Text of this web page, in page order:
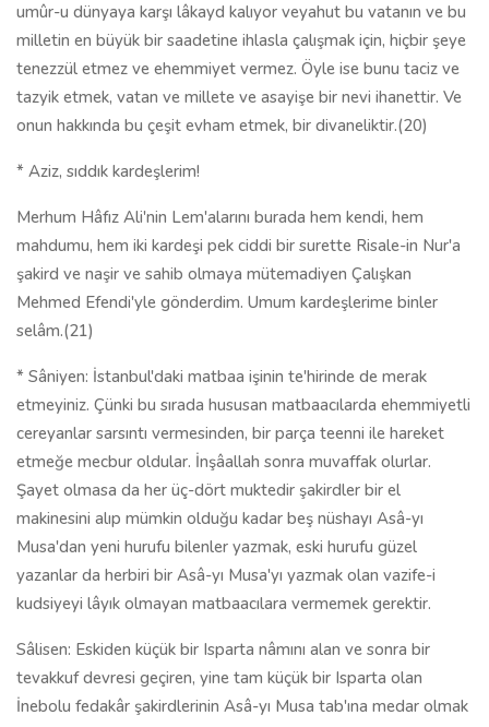
umûr-u dünyaya karşı lâkayd kalıyor veyahut bu vatanın ve bu
milletin en büyük bir saadetine ihlasla çalışmak için, hiçbir şeye
tenezzül etmez ve ehemmiyet vermez. Öyle ise bunu taciz ve
tazyik etmek, vatan ve millete ve asayişe bir nevi ihanettir. Ve
onun hakkında bu çeşit evham etmek, bir divaneliktir.(20)
* Aziz, sıddık kardeşlerim!
Merhum Hâfız Ali'nin Lem'alarını burada hem kendi, hem
mahdumu, hem iki kardeşi pek ciddi bir surette Risale-in Nur'a
şakird ve naşir ve sahib olmaya mütemadiyen Çalışkan
Mehmed Efendi'yle gönderdim. Umum kardeşlerime binler
selâm.(21)
* Sâniyen: İstanbul'daki matbaa işinin te'hirinde de merak
etmeyiniz. Çünki bu sırada hususan matbaacılarda ehemmiyetli
cereyanlar sarsıntı vermesinden, bir parça teenni ile hareket
etmeğe mecbur oldular. İnşâallah sonra muvaffak olurlar.
Şayet olmasa da her üç-dört muktedir şakirdler bir el
makinesini alıp mümkin olduğu kadar beş nüshayı Asâ-yı
Musa'dan yeni hurufu bilenler yazmak, eski hurufu güzel
yazanlar da herbiri bir Asâ-yı Musa'yı yazmak olan vazife-i
kudsiyeyi lâyık olmayan matbaacılara vermemek gerektir.
Sâlisen: Eskiden küçük bir Isparta nâmını alan ve sonra bir
tevakkuf devresi geçiren, yine tam küçük bir Isparta olan
İnebolu fedakâr şakirdlerinin Asâ-yı Musa tab'ına medar olmak